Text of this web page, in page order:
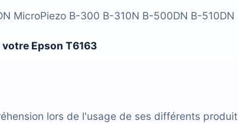
MicroPiezo B-300 B-310N B-500DN B-510DN
Epson T6163
lors de l'usage de ses différents